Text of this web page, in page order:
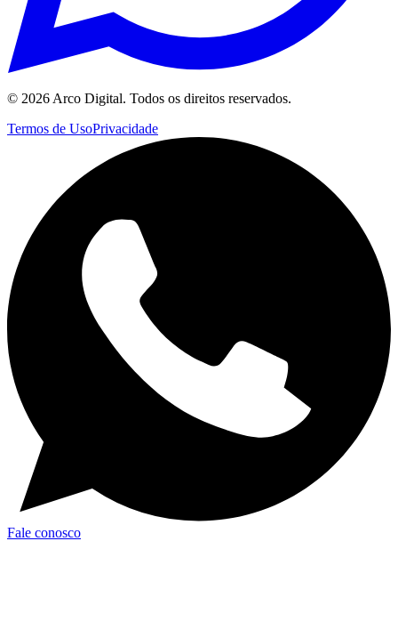
© 2026 Arco Digital. Todos os direitos reservados.
Termos de UsoPrivacidade
Fale conosco